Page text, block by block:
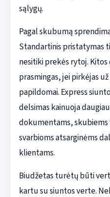
sąlygų.
Pagal skubumą
Standartinis pristatymas
nesitiki prekės rytoj.
prasmingas, jei pirkėjas
papildomai. Express
delsimas kainuoja
dokumentams, skubiems
svarbioms atsarginėms
klientams.
Biudžetas turėtų būti
kartu su siuntos verte.